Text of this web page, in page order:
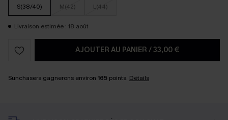
S(38/40) M(42) L(44)
Livraison estimée : 18 août
AJOUTER AU PANIER /33,00 €
Sunchasers gagnerons environ 165 points. Détails